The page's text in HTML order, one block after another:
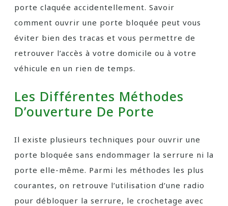
porte claquée accidentellement. Savoir
comment ouvrir une porte bloquée peut vous
éviter bien des tracas et vous permettre de
retrouver l’accès à votre domicile ou à votre
véhicule en un rien de temps.
Les Différentes Méthodes
D’ouverture De Porte
Il existe plusieurs techniques pour ouvrir une
porte bloquée sans endommager la serrure ni la
porte elle-même. Parmi les méthodes les plus
courantes, on retrouve l’utilisation d’une radio
pour débloquer la serrure, le crochetage avec